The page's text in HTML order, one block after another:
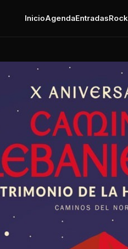
InicioAgendaEntradas